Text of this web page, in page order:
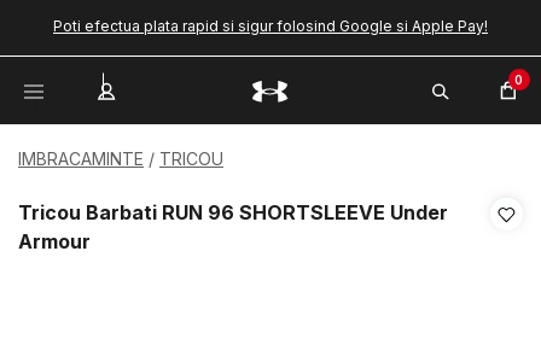
Poti efectua plata rapid si sigur folosind Google si Apple Pay!
0
IMBRACAMINTE TRICOU
Tricou Barbati RUN 96 SHORTSLEEVE Under
Armour